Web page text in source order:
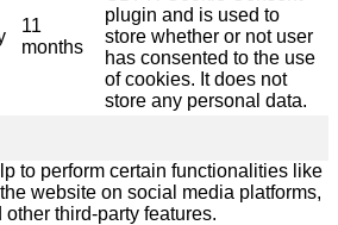
11
months
plugin and is used to
store whether or not user
has consented to the use
of cookies. It does not
store any personal data.
to perform certain functionalities like
website on social media platforms,
third-party features.